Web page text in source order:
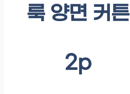
룩 양면 커튼
2p